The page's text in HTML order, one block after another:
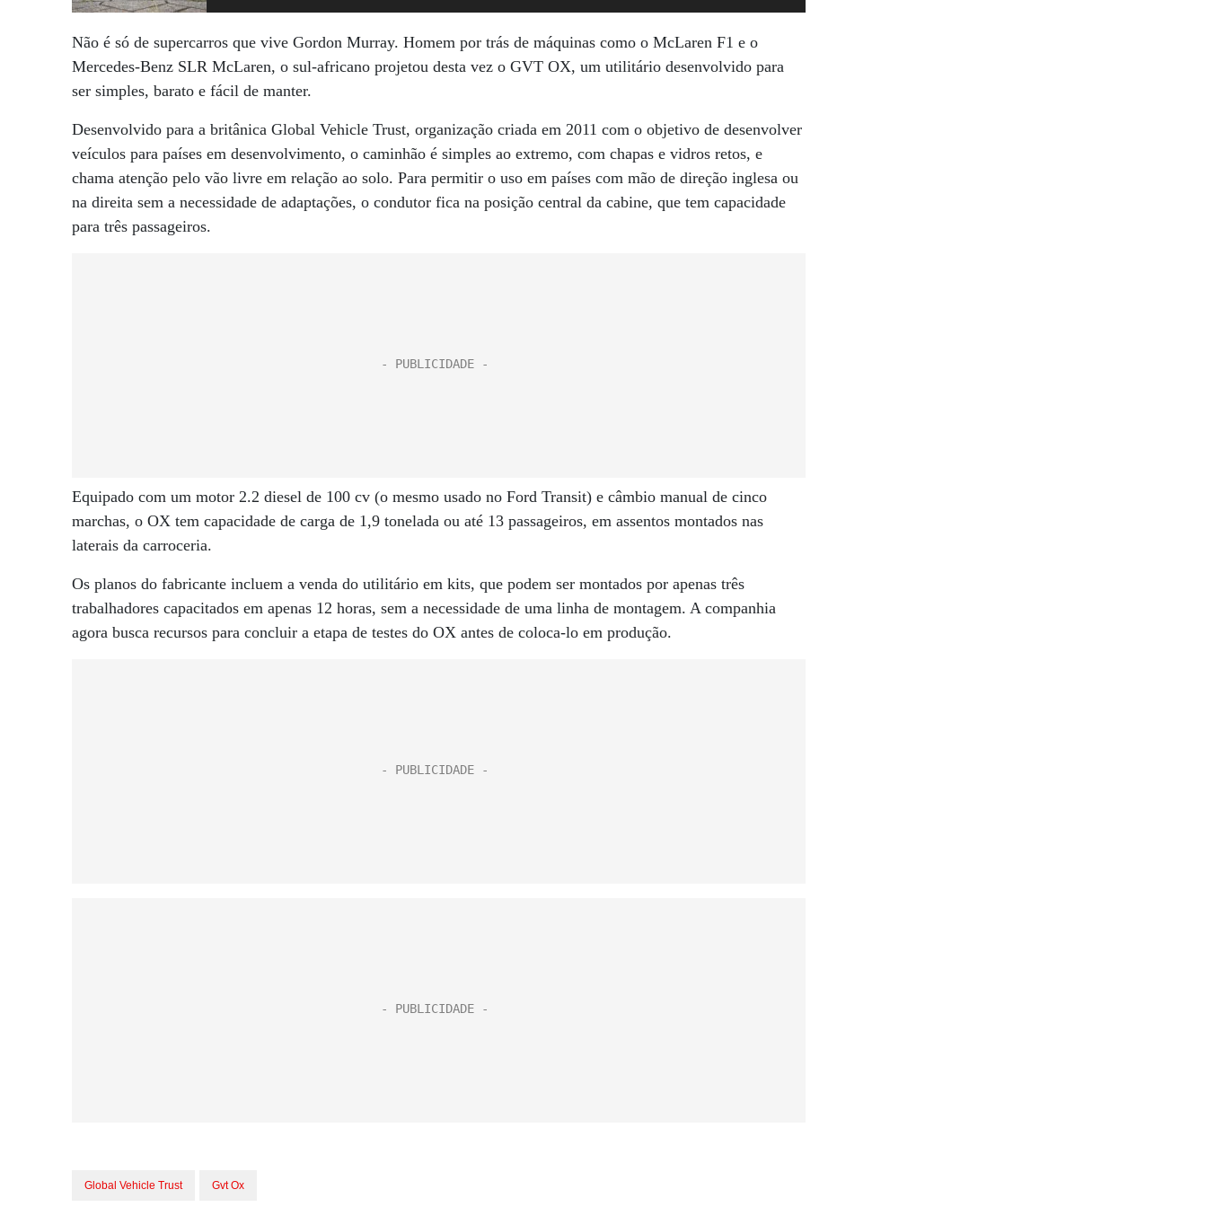
Não é só de supercarros que vive Gordon Murray. Homem por trás de máquinas como o McLaren F1 e o
Mercedes-Benz SLR McLaren, o sul-africano projetou desta vez o GVT OX, um utilitário desenvolvido para
ser simples, barato e fácil de manter.
Desenvolvido para a britânica Global Vehicle Trust, organização criada em 2011 com o objetivo de desenvolver
veículos para países em desenvolvimento, o caminhão é simples ao extremo, com chapas e vidros retos, e
chama atenção pelo vão livre em relação ao solo. Para permitir o uso em países com mão de direção inglesa ou
na direita sem a necessidade de adaptações, o condutor fica na posição central da cabine, que tem capacidade
para três passageiros.
Equipado com um motor 2.2 diesel de 100 cv (o mesmo usado no Ford Transit) e câmbio manual de cinco
marchas, o OX tem capacidade de carga de 1,9 tonelada ou até 13 passageiros, em assentos montados nas
laterais da carroceria.
Os planos do fabricante incluem a venda do utilitário em kits, que podem ser montados por apenas três
trabalhadores capacitados em apenas 12 horas, sem a necessidade de uma linha de montagem. A companhia
agora busca recursos para concluir a etapa de testes do OX antes de coloca-lo em produção.
Global Vehicle Trust Gvt Ox